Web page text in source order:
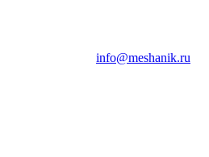
info@meshanik.ru